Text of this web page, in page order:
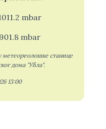
mbar
mbar
станице
дома "Убла".
13:00